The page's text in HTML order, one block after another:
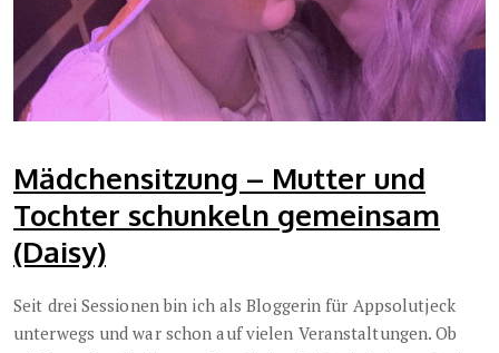
Mädchensitzung – Mutter und
Tochter schunkeln gemeinsam
(Daisy)
Seit drei Sessionen bin ich als Bloggerin für Appsolutjeck
unterwegs und war schon auf vielen Veranstaltungen. Ob